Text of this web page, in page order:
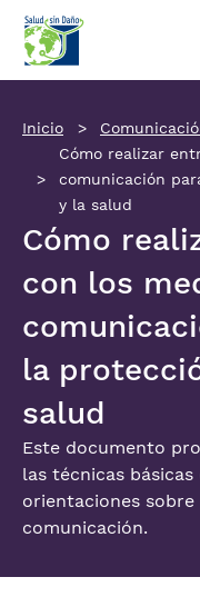
Pasar al contenido
Inicio
Cómo realizar
comunicación
y la salud
Cómo
con los
la
salud
Este documento
las técnicas
orientaciones
comunicación.